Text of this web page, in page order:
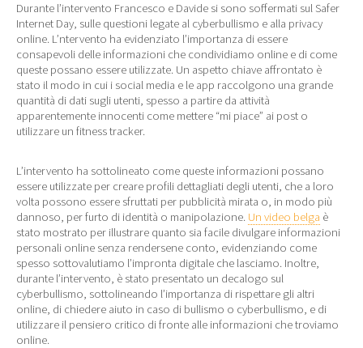
Durante l’intervento Francesco e Davide si sono soffermati sul Safer
Internet Day, sulle questioni legate al cyberbullismo e alla privacy
online. L’ntervento ha evidenziato l’importanza di essere
consapevoli delle informazioni che condividiamo online e di come
queste possano essere utilizzate. Un aspetto chiave affrontato è
stato il modo in cui i social media e le app raccolgono una grande
quantità di dati sugli utenti, spesso a partire da attività
apparentemente innocenti come mettere “mi piace” ai post o
utilizzare un fitness tracker.
L’intervento ha sottolineato come queste informazioni possano
essere utilizzate per creare profili dettagliati degli utenti, che a loro
volta possono essere sfruttati per pubblicità mirata o, in modo più
dannoso, per furto di identità o manipolazione. Un video belga è
stato mostrato per illustrare quanto sia facile divulgare informazioni
personali online senza rendersene conto, evidenziando come
spesso sottovalutiamo l’impronta digitale che lasciamo. Inoltre,
durante l’intervento, è stato presentato un decalogo sul
cyberbullismo, sottolineando l’importanza di rispettare gli altri
online, di chiedere aiuto in caso di bullismo o cyberbullismo, e di
utilizzare il pensiero critico di fronte alle informazioni che troviamo
online.